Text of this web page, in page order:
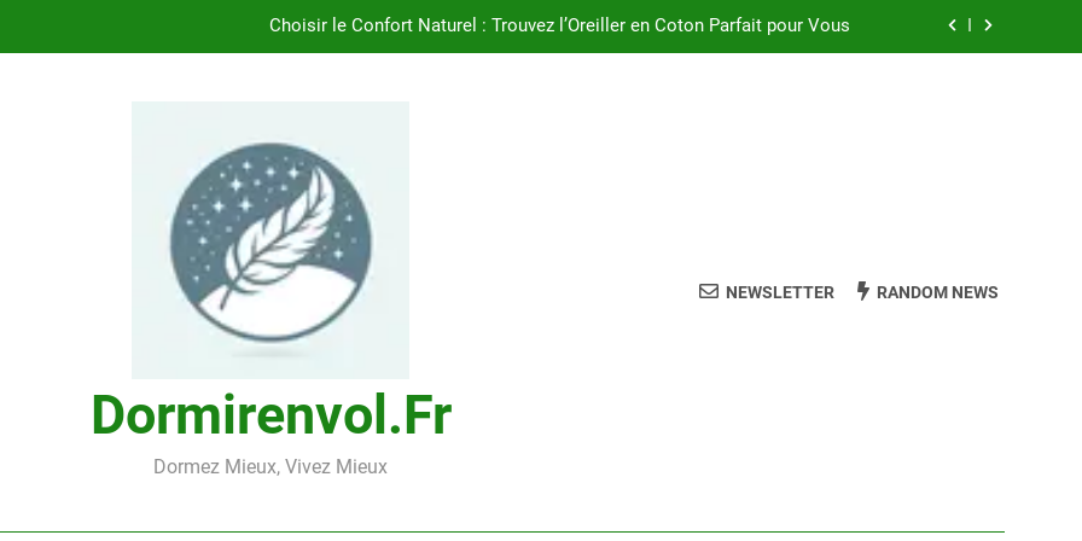
Choisir le Confort Naturel : Trouvez l’Oreiller en Coton Parfait pour Vous
Choisir le Confort Naturel : Trouvez l’Oreiller en Coton Parfait pour Vous
Découvrez le Confort Exceptionnel de l’Oreiller Dunlopillo à Mémoire de Forme
Trouvez le Confort Naturel avec l’Oreiller à Épeautre pour des Nuits Paisibles
Dormirenvol.fr
Dormez Mieux, Vivez Mieux
NEWSLETTER RANDOM NEWS